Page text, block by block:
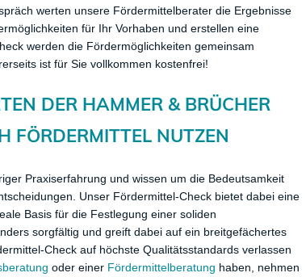
werten unsere Fördermittelberater die Ergebnisse
für Ihr Vorhaben und erstellen eine
werden die Fördermöglichkeiten gemeinsam
ist für Sie vollkommen kostenfrei!
DER HAMMER & BRÜCHER
FÖRDERMITTEL NUTZEN
Praxiserfahrung und wissen um die Bedeutsamkeit
Unser Fördermittel-Check bietet dabei eine
Basis für die Festlegung einer soliden
sorgfältig und greift dabei auf ein breitgefächertes
Check auf höchste Qualitätsstandards verlassen
oder einer Fördermittelberatung haben, nehmen